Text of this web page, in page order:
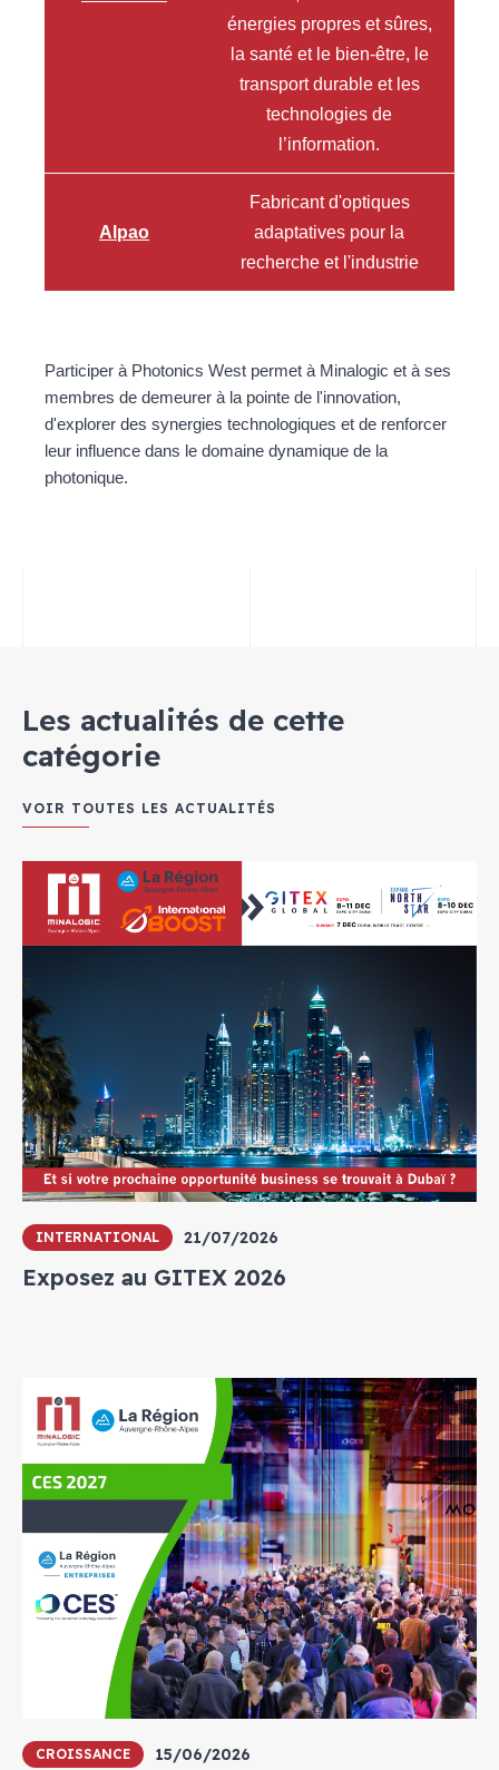
énergies propres et sûres,
la santé et le bien-être, le
transport durable et les
technologies de
l’information.
Alpao
Fabricant d'optiques
adaptatives pour la
recherche et l'industrie
Participer à Photonics West permet à Minalogic et à ses
membres de demeurer à la pointe de l'innovation,
d'explorer des synergies technologiques et de renforcer
leur influence dans le domaine dynamique de la
photonique.
Les actualités de cette
catégorie
VOIR TOUTES LES ACTUALITÉS
INTERNATIONAL 21/07/2026
Exposez au GITEX 2026
CROISSANCE 15/06/2026